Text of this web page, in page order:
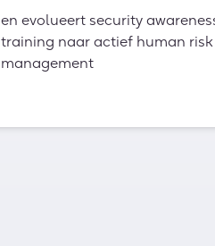
en evolueert security
training naar actief human risk
management